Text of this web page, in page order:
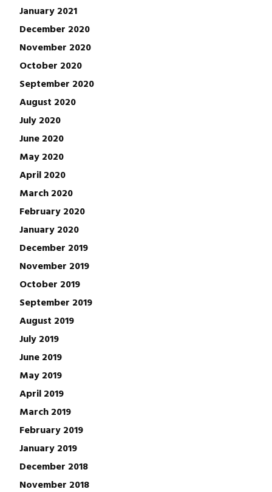
January 2021
December 2020
November 2020
October 2020
September 2020
August 2020
July 2020
June 2020
May 2020
April 2020
March 2020
February 2020
January 2020
December 2019
November 2019
October 2019
September 2019
August 2019
July 2019
June 2019
May 2019
April 2019
March 2019
February 2019
January 2019
December 2018
November 2018